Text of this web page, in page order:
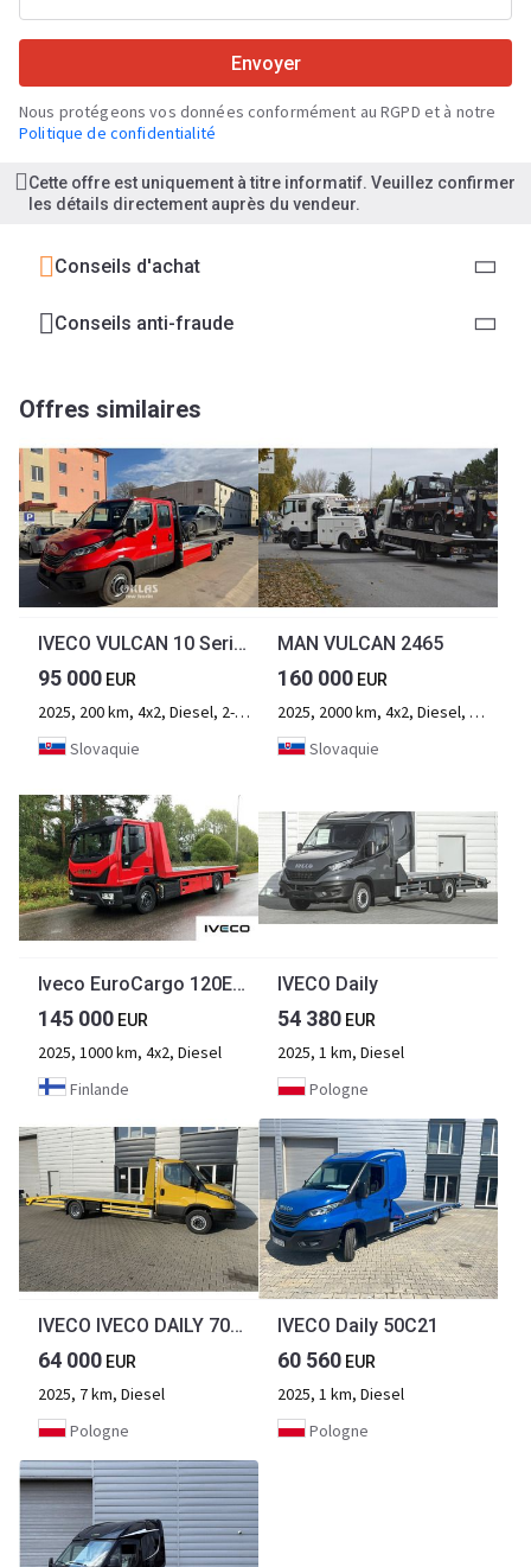
Envoyer
Nous protégeons vos données conformément au RGPD et à notre
Politique de confidentialité
Cette offre est uniquement à titre informatif. Veuillez confirmer
les détails directement auprès du vendeur.
Conseils d'achat
Conseils anti-fraude
Offres similaires
IVECO VULCAN 10 Series
95 000 EUR
2025, 200 km, 4x2, Diesel, 2-essieu
Slovaquie
MAN VULCAN 2465
160 000 EUR
2025, 2000 km, 4x2, Diesel, 2-essieu
Slovaquie
Iveco EuroCargo 120EL25/P Matala hinausauto
145 000 EUR
2025, 1000 km, 4x2, Diesel
Finlande
IVECO Daily
54 380 EUR
2025, 1 km, Diesel
Pologne
IVECO IVECO DAILY 70C18 laweta Hi-Matic
64 000 EUR
2025, 7 km, Diesel
Pologne
IVECO Daily 50C21
60 560 EUR
2025, 1 km, Diesel
Pologne